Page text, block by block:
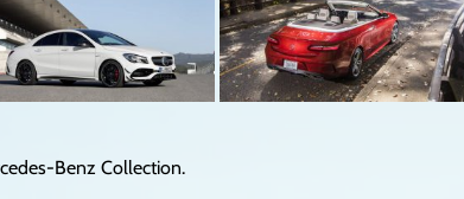
Benz Collection.